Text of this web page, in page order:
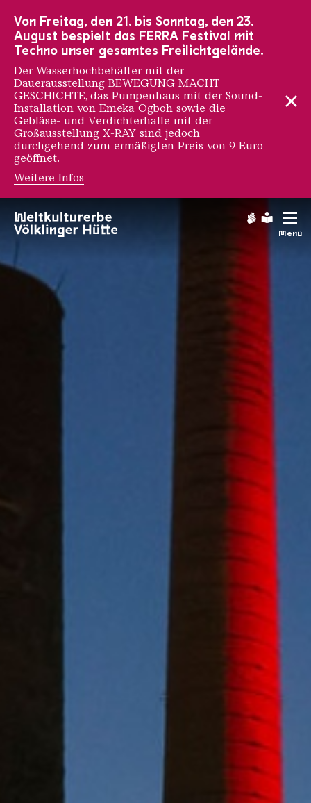
Menü
Mediathek
Von Freitag, den 21. bis Sonntag, den 23.
August bespielt das FERRA Festival mit
Techno unser gesamtes Freilichtgelände.
Der Wasserhochbehälter mit der
Dauerausstellung BEWEGUNG MACHT
GESCHICHTE, das Pumpenhaus mit der Sound-
Installation von Emeka Ogboh sowie die
Gebläse- und Verdichterhalle mit der
Großausstellung X-RAY sind jedoch
durchgehend zum ermäßigten Preis von 9 Euro
geöffnet.
Weitere Infos